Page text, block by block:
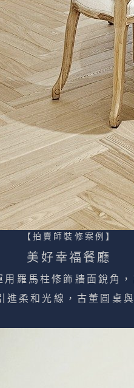
【拍賣師裝修案例 】
美好幸福餐廳
羅馬柱修飾牆面銳角
柔和光線，古董圓桌